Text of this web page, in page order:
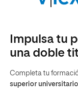
Impulsa tu
una doble
Completa tu
superior universitario